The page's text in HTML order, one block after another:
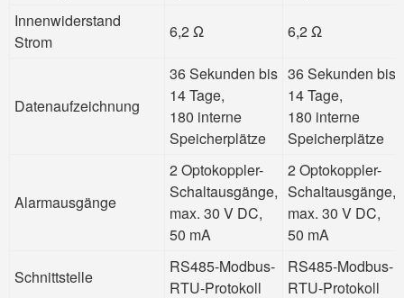
Innenwiderstand
Strom
6,2 Ω 6,2 Ω
Datenaufzeichnung
36 Sekunden bis
14 Tage,
180 interne
Speicherplätze
36 Sekunden bis
14 Tage,
180 interne
Speicherplätze
Alarmausgänge
2 Optokoppler-
Schaltausgänge,
max. 30 V DC,
50 mA
2 Optokoppler-
Schaltausgänge,
max. 30 V DC,
50 mA
Schnittstelle
RS485-Modbus-
RTU-Protokoll
RS485-Modbus-
RTU-Protokoll